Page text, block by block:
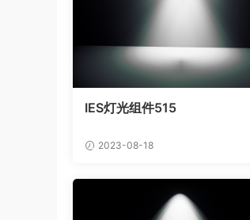
IES灯光组件515
2023-08-18